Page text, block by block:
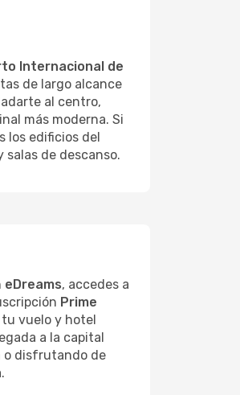
Internacional de
de largo alcance
al centro,
más moderna. Si
los edificios del
de descanso.
eDreams, accedes a
Prime
vuelo y hotel
a la capital
o disfrutando de
.